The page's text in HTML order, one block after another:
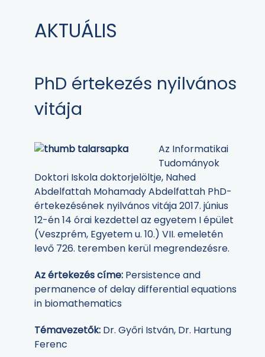
AKTUÁLIS
PhD értekezés nyilvános
vitája
Az Informatikai
Tudományok
Doktori Iskola doktorjelöltje, Nahed
Abdelfattah Mohamady Abdelfattah PhD-
értekezésének nyilvános vitája 2017. június
12-én 14 órai kezdettel az egyetem I épület
(Veszprém, Egyetem u. 10.) VII. emeletén
levő 726. teremben kerül megrendezésre.
Az értekezés címe: Persistence and
permanence of delay differential equations
in biomathematics
Témavezetők: Dr. Győri István, Dr. Hartung
Ferenc